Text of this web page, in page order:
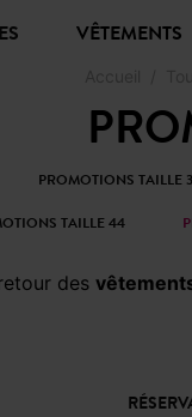
VÊTEMENTS
PROMOTIONS TAILLE
TAILLE 44
des